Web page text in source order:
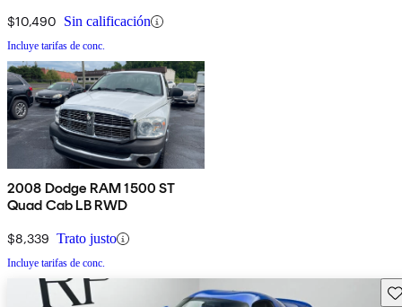
$10,490 Sin calificación
Incluye tarifas de conc.
2008 Dodge RAM 1500 ST
Quad Cab LB RWD
$8,339 Trato justo
Incluye tarifas de conc.